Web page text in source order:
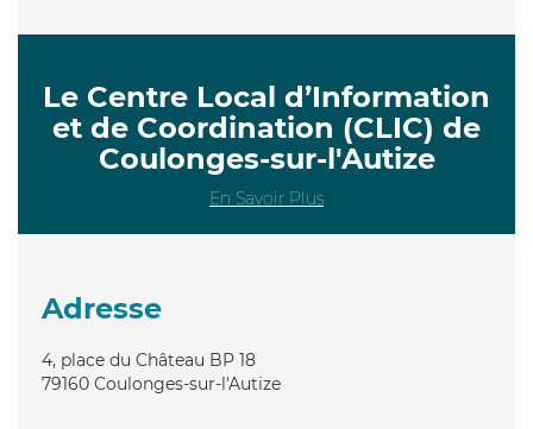
Le Centre Local d’Information
et de Coordination (CLIC) de
Coulonges-sur-l'Autize
En Savoir Plus
Adresse
4, place du Château BP 18
79160 Coulonges-sur-l'Autize